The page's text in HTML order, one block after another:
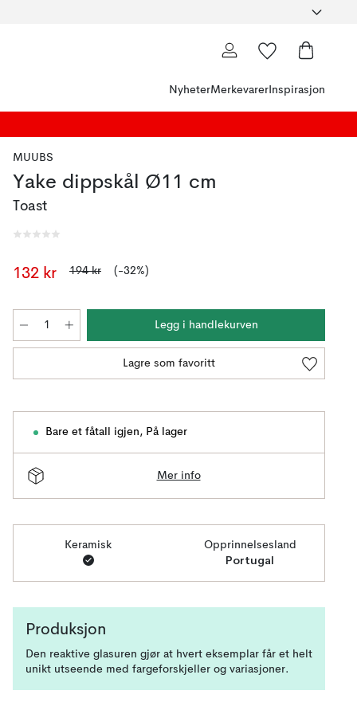
NyheterMerkevarer Inspirasjon
MUUBS
Yake dippskål Ø11 cm
Toast
132 kr 194 kr (-32%)
Legg i handlekurven
Lagre som favoritt
Bare et fåtall igjen, På lager
Mer info
Keramisk Opprinnelsesland
Portugal
Produksjon
Den reaktive glasuren gjør at hvert eksemplar får et helt
unikt utseende med fargeforskjeller og variasjoner.